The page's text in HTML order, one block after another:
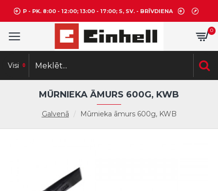
P - PK. 8:00 - 12:00; 13:00 - 17:00; S, SV. - BRĪVDIENA
0
Visi
Galvenā Mūrnieka āmurs 600g, KWB
MŪRNIEKA ĀMURS 600G, KWB